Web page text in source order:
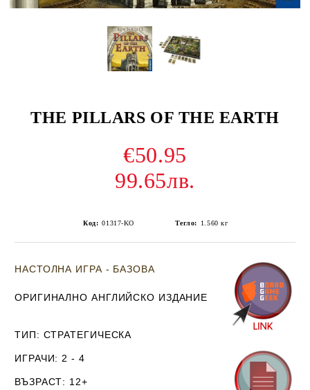
THE PILLARS OF THE EARTH
€50.95
99.65лв.
Код: 01317-KO Тегло: 1.560 кг
НАСТОЛНА ИГРА - БАЗОВА
ОРИГИНАЛНО АНГЛИЙСКО ИЗДАНИЕ
ТИП: СТРАТЕГИЧЕСКА
ИГРАЧИ: 2 - 4
ВЪЗРАСТ: 12+